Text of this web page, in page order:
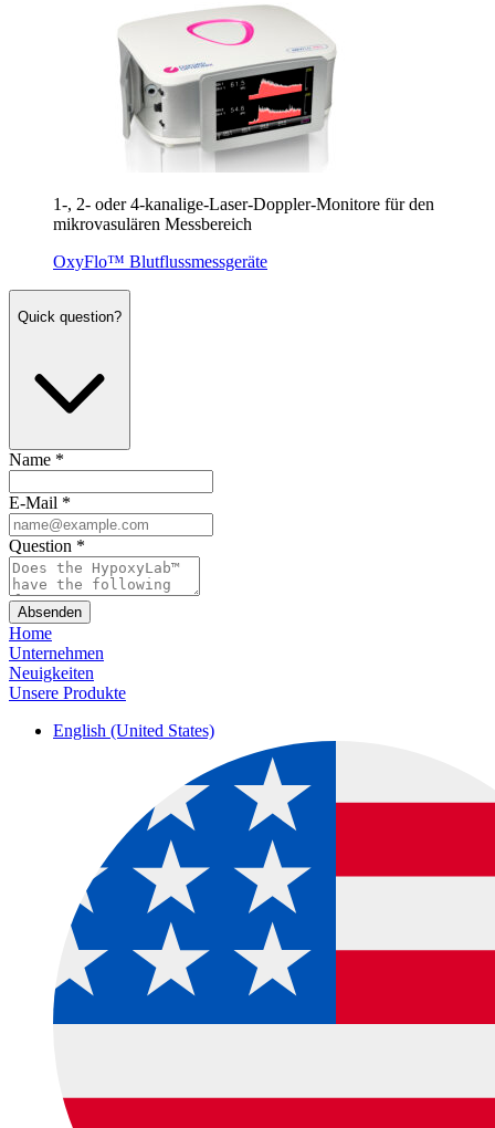
1‑, 2- oder4‑kanalige-Laser-Doppler-Mon­i­tore für den
mikrova­sulären Messbereich
OxyFlo™ Blutflussmessgeräte
Quick question?
Name *
E-Mail *
Question *
Absenden
Home
Unternehmen
Neuigkeiten
Unsere Produkte
English (United States)